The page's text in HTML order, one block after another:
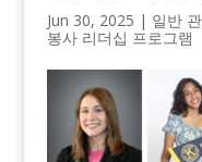
Jun 30, 2025 | 일반
봉사 리더십 프로그램